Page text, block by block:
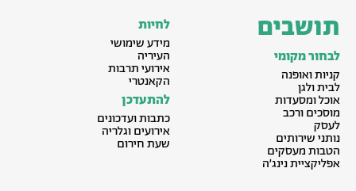
תושבים
לבחור מקומי
קניות ואופנה
לבית ולגן
אוכל ומסעדות
מוסכים ורכב
לעסק
נותני שירותים
הטבות מעסקים
אפליקציית נינג׳ה
לחיות
מידע שימושי
העיריה
אירועי תרבות
הקאנטרי
להתעדכן
כתבות ועדכונים
אירועים וגלריה
שעת חירום